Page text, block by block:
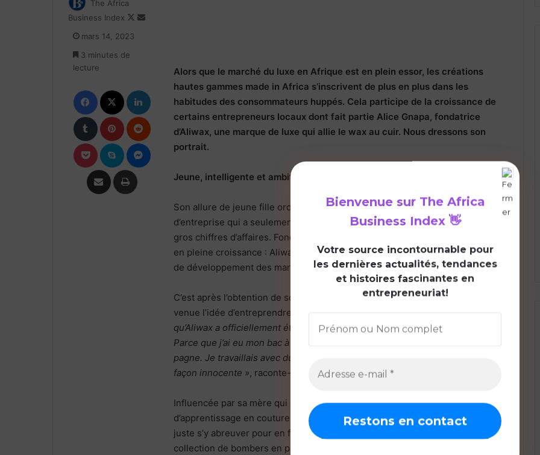
Alors que le marché du luxe en Afrique est en plein essor, les créations
hautes gammes made in Africa s’inscrivent de plus en plus dans les
habitudes des consommateurs huppés. Cela participe de la croissance de
certains entrepreneurs locaux dont fait partie Alice Gnapa, fondatrice
d’Aliwax, une marque de luxe qui allie le wax au cuir. Nous dressons son
portrait.
Jeune, intelligente et ambitieuse…
Son allure de jeune fille ordinaire dissimule son caractère futé d’une chef
d’entreprise qui a seulement 24 ans et est à la tête d’un business qui fait de
gros chiffres d’affaires. Fondatrice d’une entreprise de maroquinerie de luxe
en pleine croissance : Aliwax, Alice Gnapa est diplômée en communication
de développement des marques.
C’est après l’obtention de son baccalauréat à l’âge de 17 ans, que lui est
venue l’idée d’entreprendre, de monter sa propre entreprise.
qu’Aliwax a officiellement été lancé, mais je travaillais déjà depuis longtemps.
Parce que j’ai eu mon bac à 16-17 ans mais avant ça je travaillais déjà le
pagne. Je travaillais avec du coton, je tricotais des sacs, des pochettes de
façon innocente », raconte-elle dans une interview.
Influencée par sa mère qui collectionne le pagne africain, et ses années
d’apprentissage en couture avant l’obtention de son baccalauréat, Alice va
juste s’y abreuver pour en faire sa passion. Elle lance sa marque avec une
collection de bombers en pagne (blouson inspiré de celui des bombardiers
Bienvenue surThe Africa
Business Index👋
Votre source incontournable pour
les dernières actualités, tendances
et histoires fascinantes en
entrepreneuriat!
The Africa
Business Index
Follow
Envoyer
mars 14, 2023
3 minutes de
lecture
Facebook Linkedin
Tumblr Pinterest
Pocket Skype Messenger
Partager par email Imprimer